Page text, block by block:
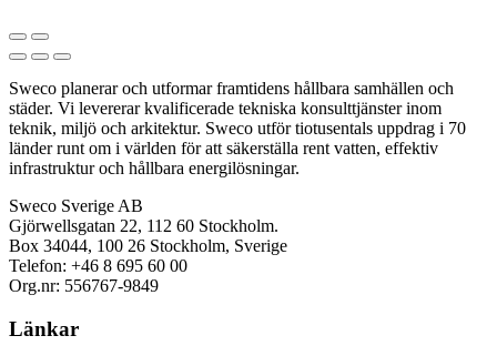
Sweco planerar och utformar framtidens hållbara samhällen och
städer. Vi levererar kvalificerade tekniska konsulttjänster inom
teknik, miljö och arkitektur. Sweco utför tiotusentals uppdrag i 70
länder runt om i världen för att säkerställa rent vatten, effektiv
infrastruktur och hållbara energilösningar.
Sweco Sverige AB
Gjörwellsgatan 22, 112 60 Stockholm.
Box 34044, 100 26 Stockholm, Sverige
Telefon: +46 8 695 60 00
Org.nr: 556767-9849
Länkar